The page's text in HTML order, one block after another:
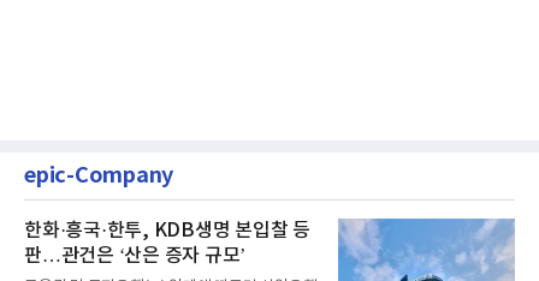
epic-Company
한화·흥국·한투, KDB생명 본입찰 등
판…관건은 ‘산은 증자 규모’